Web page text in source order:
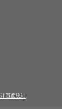
百度统计